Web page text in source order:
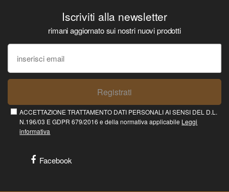
Iscriviti alla newsletter
rimani aggiornato sui nostri nuovi prodotti
Registrati
ACCETTAZIONE TRATTAMENTO DATI PERSONALI AI SENSI DEL D.L.
N.196/03 E GDPR 679/2016 e della normativa applicabile Leggi
informativa
Facebook